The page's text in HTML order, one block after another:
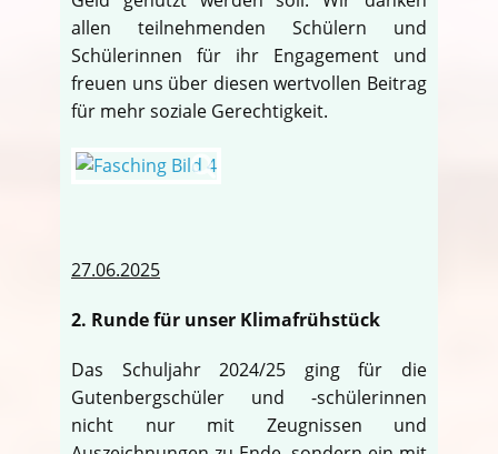
allen teilnehmenden Schülern und
Schülerinnen für ihr Engagement und
freuen uns über diesen wertvollen Beitrag
für mehr soziale Gerechtigkeit.
27.06.2025
2. Runde für unser Klimafrühstück
Das Schuljahr 2024/25 ging für die
Gutenbergschüler und -schülerinnen
nicht nur mit Zeugnissen und